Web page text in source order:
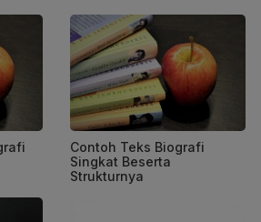
Contoh Teks Biografi
Singkat Beserta
Strukturnya